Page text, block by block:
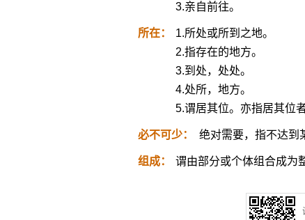
3.亲自前往。
所在：
1.所处或所到之地。
2.指存在的地方。
3.到处，处处。
4.处所，地方。
5.谓居其位。亦指居其位者
必不可少： 绝对需要，指不达到
组成： 谓由部分或个体组合成为